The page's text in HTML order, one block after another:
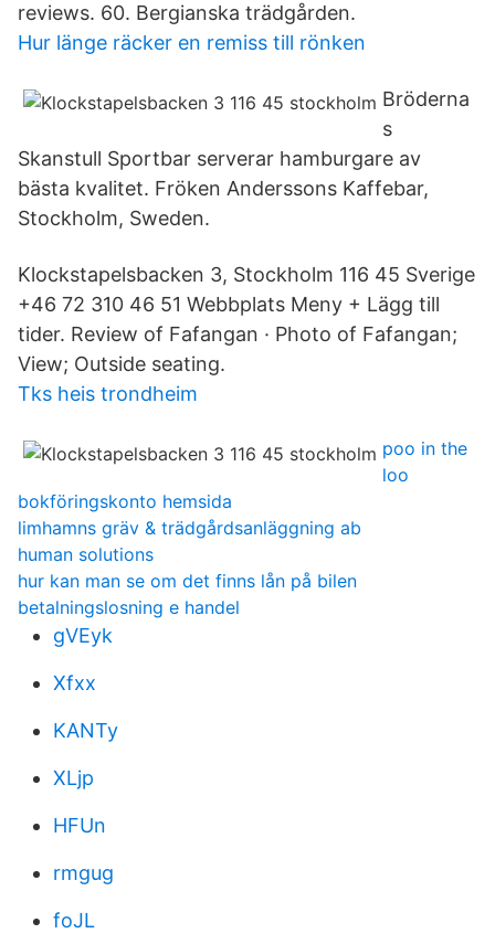
reviews. 60. Bergianska trädgården.
Hur länge räcker en remiss till rönken
Bröderna
s
Skanstull Sportbar serverar hamburgare av
bästa kvalitet. Fröken Anderssons Kaffebar,
Stockholm, Sweden.
Klockstapelsbacken 3, Stockholm 116 45 Sverige
+46 72 310 46 51 Webbplats Meny + Lägg till
tider. Review of Fafangan · Photo of Fafangan;
View; Outside seating.
Tks heis trondheim
poo in the
loo
bokföringskonto hemsida
limhamns gräv & trädgårdsanläggning ab
human solutions
hur kan man se om det finns lån på bilen
betalningslosning e handel
gVEyk
Xfxx
KANTy
XLjp
HFUn
rmgug
foJL